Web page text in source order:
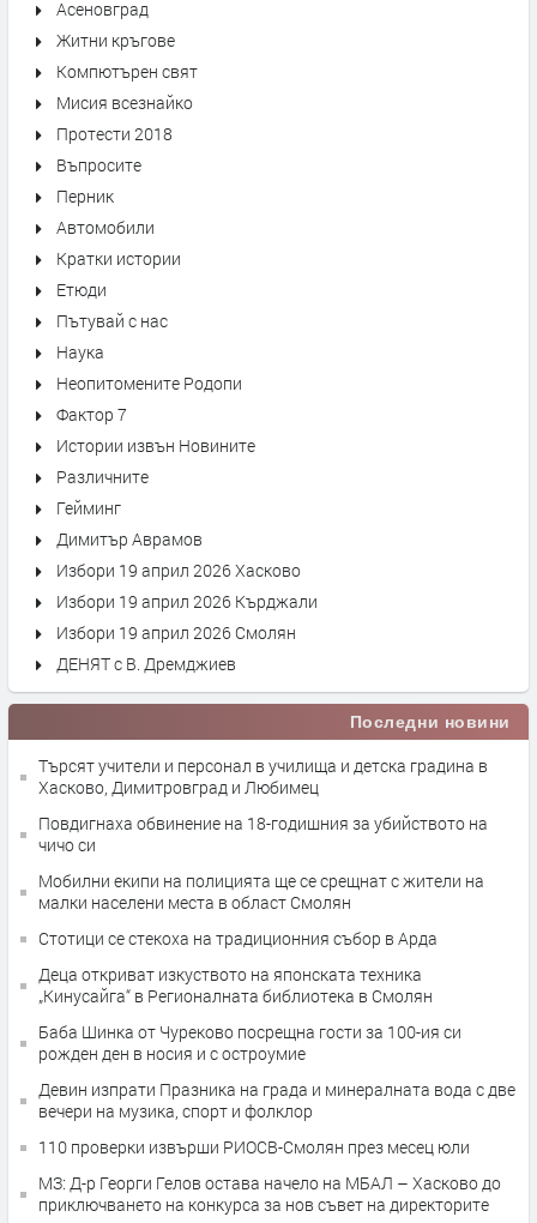
Асеновград
Житни кръгове
Компютърен свят
Мисия всезнайко
Протести 2018
Въпросите
Перник
Автомобили
Кратки истории
Етюди
Пътувай с нас
Наука
Неопитомените Родопи
Фактор 7
Истории извън Новините
Различните
Гейминг
Димитър Аврамов
Избори 19 април 2026 Хасково
Избори 19 април 2026 Кърджали
Избори 19 април 2026 Смолян
ДЕНЯТ с В. Дремджиев
Последни новини
Търсят учители и персонал в училища и детска градина в
Хасково, Димитровград и Любимец
Повдигнаха обвинение на 18-годишния за убийството на
чичо си
Мобилни екипи на полицията ще се срещнат с жители на
малки населени места в област Смолян
Стотици се стекоха на традиционния събор в Арда
Деца откриват изкуството на японската техника
„Кинусайга“ в Регионалната библиотека в Смолян
Баба Шинка от Чуреково посрещна гости за 100-ия си
рожден ден в носия и с остроумие
Девин изпрати Празника на града и минералната вода с две
вечери на музика, спорт и фолклор
110 проверки извърши РИОСВ-Смолян през месец юли
МЗ: Д-р Георги Гелов остава начело на МБАЛ – Хасково до
приключването на конкурса за нов съвет на директорите